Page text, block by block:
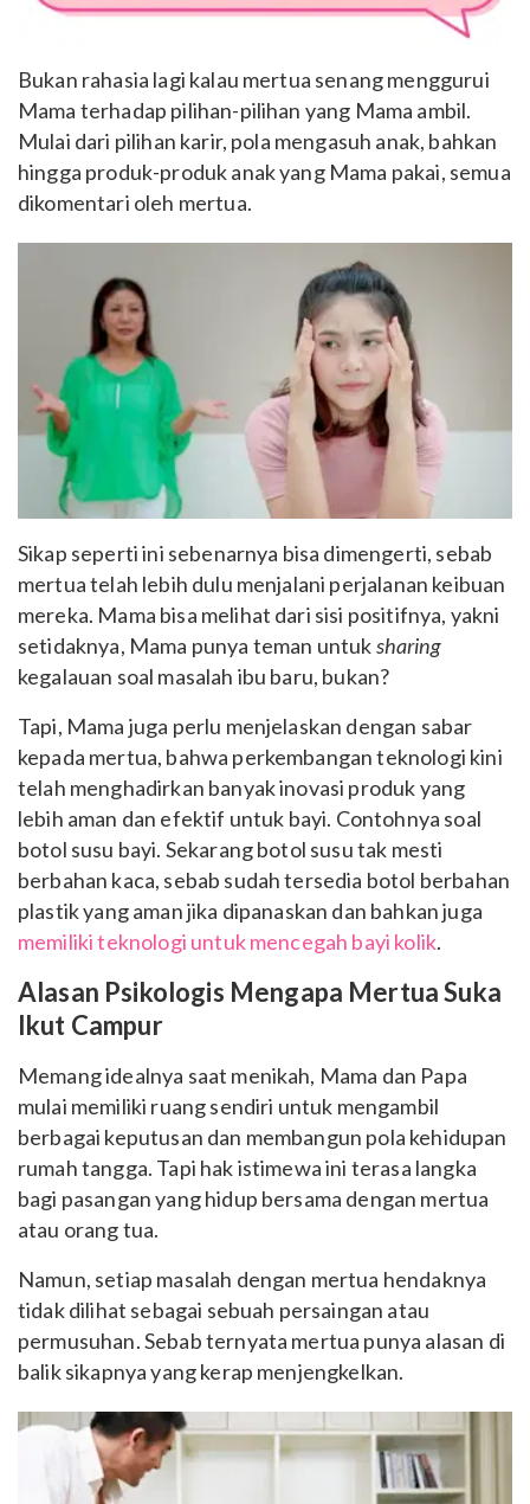
Bukan rahasia lagi kalau mertua senang menggurui
Mama terhadap pilihan-pilihan yang Mama ambil.
Mulai dari pilihan karir, pola mengasuh anak, bahkan
hingga produk-produk anak yang Mama pakai, semua
dikomentari oleh mertua.
Sikap seperti ini sebenarnya bisa dimengerti, sebab
mertua telah lebih dulu menjalani perjalanan keibuan
mereka. Mama bisa melihat dari sisi positifnya, yakni
setidaknya, Mama punya teman untuksharing
kegalauan soal masalah ibu baru, bukan?
Tapi, Mama juga perlu menjelaskan dengan sabar
kepada mertua, bahwa perkembangan teknologi kini
telah menghadirkan banyak inovasi produk yang
lebih aman dan efektif untuk bayi. Contohnya soal
botol susu bayi. Sekarang botol susu tak mesti
berbahan kaca, sebab sudah tersedia botol berbahan
plastik yang aman jika dipanaskan dan bahkan juga
memiliki teknologi untuk mencegah bayi kolik.
Alasan Psikologis Mengapa Mertua Suka
Ikut Campur
Memang idealnya saat menikah, Mama dan Papa
mulai memiliki ruang sendiri untuk mengambil
berbagai keputusan dan membangun pola kehidupan
rumah tangga. Tapi hak istimewa ini terasa langka
bagi pasangan yang hidup bersama dengan mertua
atau orang tua.
Namun, setiap masalah dengan mertua hendaknya
tidak dilihat sebagai sebuah persaingan atau
permusuhan. Sebab ternyata mertua punya alasan di
balik sikapnya yang kerap menjengkelkan.